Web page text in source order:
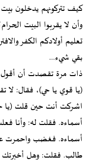
كيف تتركونهم يدخلون بيت
وأن لا يقربوا البيت
تعليم أولادكم الكفر
بقي شيء...
ذات مرة تقصدت أن أقول
(يا قوي يا حي)، فقال:
اشركت أنت حين قلت (يا
أسماءه. فقلت له: وأنا
أسماءه. فغضب واحمرت
طالب. فقلت: وهل أخبرتك